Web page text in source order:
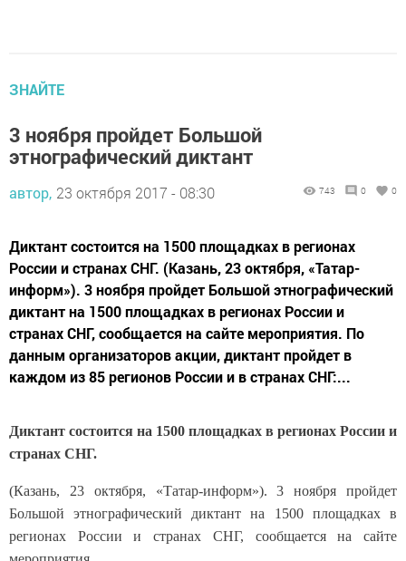
ЗНАЙТЕ
3 ноября пройдет Большой
этнографический диктант
автор, 23 октября 2017 - 08:30 743 0 0
Диктант состоится на 1500 площадках в регионах
России и странах СНГ. (Казань, 23 октября, «Татар-
информ»). 3 ноября пройдет Большой этнографический
диктант на 1500 площадках в регионах России и
странах СНГ, сообщается на сайте мероприятия. По
данным организаторов акции, диктант пройдет в
каждом из 85 регионов России и в странах СНГ:...
Диктант состоится на 1500 площадках в регионах России и
странах СНГ.
(Казань, 23 октября, «Татар-информ»). 3 ноября пройдет
Большой этнографический диктант на 1500 площадках в
регионах России и странах СНГ, сообщается на сайте